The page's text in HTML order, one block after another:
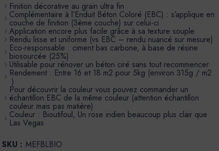
Finition décorative au grain ultra fin
Complémentaire à l’Enduit Béton Coloré (EBC) : s’applique en
couche de finition (3ème couche) sur celui-ci
Application encore plus facile grâce à sa texture souple
Rendu lisse et uniforme (vs EBC – rendu nuancé sur mesure)
Eco-responsable : ciment bas carbone, à base de résine
biosourcée (25%)
Utilisable pour rénover un béton ciré sans tout recommencer
Rendement : Entre 16 et 18 m2 pour 5kg (environ 315g / m2
)
Pour découvrir la couleur vous pouvez commander un
échantillon EBC de la même couleur (attention échantillon
couleur mais pas matière)
Couleur : Bioutifoul, Un rose indien beaucoup plus clair que
Las Vegas
SKU : MEFBLBIO